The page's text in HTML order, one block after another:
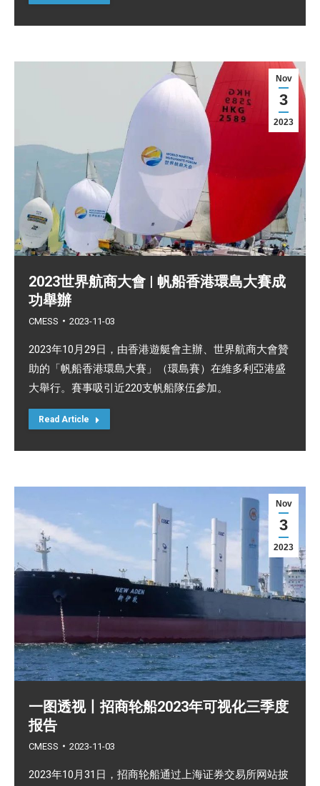
Nov
3
2023
2023世界航商大會 | 帆船香港環島大賽成
功舉辦
CMESS 2023-11-03
2023年10月29日，由香港遊艇會主辦、世界航商大會贊
助的「帆船香港環島大賽」（環島賽）在維多利亞港盛
大舉行。賽事吸引近220支帆船隊伍參加。
Read Article
Nov
3
2023
一图透视丨招商轮船2023年可视化三季度
报告
CMESS 2023-11-03
2023年10月31日，招商轮船通过上海证券交易所网站披